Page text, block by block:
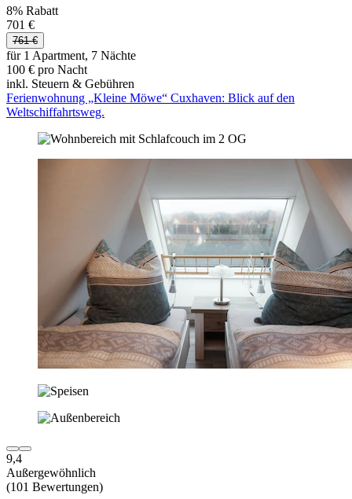
8% Rabatt
701 €
761 €
für 1 Apartment, 7 Nächte
100 € pro Nacht
inkl. Steuern & Gebühren
Ferienwohnung „Kleine Möwe“ Cuxhaven: Blick auf den
Weltschiffahrtsweg.
9,4
Außergewöhnlich
(101 Bewertungen)